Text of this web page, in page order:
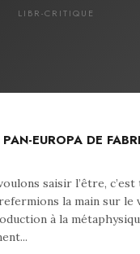
LIBR-CRITIQUE
EUROPA DE
saisir l’être,
la main sur le
à la